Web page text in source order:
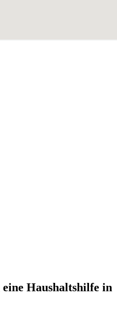
Haushaltshilfe in